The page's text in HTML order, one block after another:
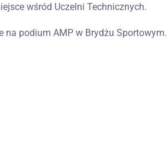
wśród Uczelni Technicznych.
na podium AMP w Brydżu Sportowym.